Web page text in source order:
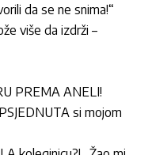
da se ne snima!“
više da izdrži –
PREMA ANELI!
si mojom